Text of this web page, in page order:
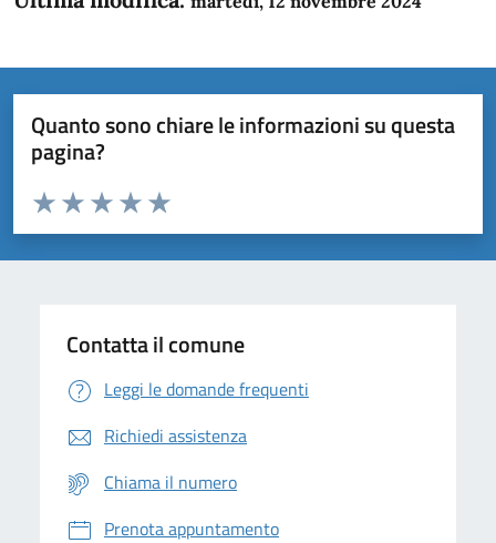
Quanto sono chiare le informazioni su questa
pagina?
Domanda
Valuta da 1 a 5 stelle la pagina
Valuta 5 stelle su 5
Valuta 4 stelle su 5
Valuta 3 stelle su 5
Valuta 2 stelle su 5
Valuta 1 stelle su 5
Contatta il comune
Leggi le domande frequenti
Richiedi assistenza
Chiama il numero
Prenota appuntamento